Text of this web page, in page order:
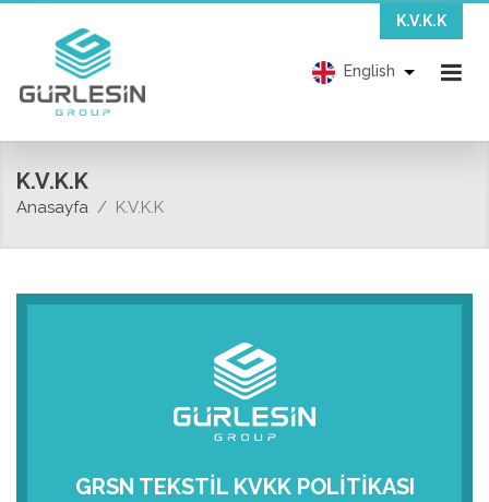
K.V.K.K
English
K.V.K.K
Anasayfa K.V.K.K
GRSN TEKSTİL KVKK POLİTİKASI